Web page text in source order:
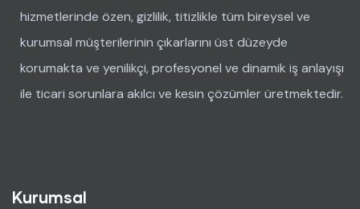
hizmetlerinde özen, gizlilik, titizlikle tüm bireysel ve
kurumsal müşterilerinin çıkarlarını üst düzeyde
korumakta ve yenilikçi, profesyonel ve dinamik iş anlayışı
ile ticari sorunlara akılcı ve kesin çözümler üretmektedir.
Kurumsal